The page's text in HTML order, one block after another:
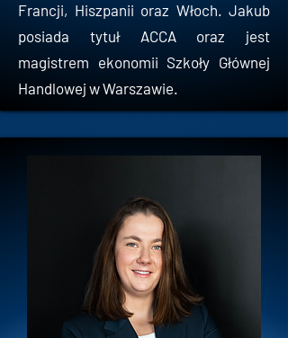
Francji, Hiszpanii oraz Włoch. Jakub
posiada tytuł ACCA oraz jest
magistrem ekonomii Szkoły Głównej
Handlowej w Warszawie.